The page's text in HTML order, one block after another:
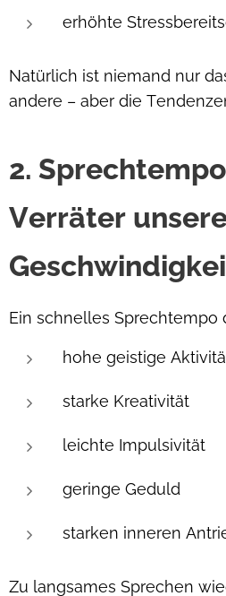
erhöhte
Natürlich ist niemand nur
andere – aber die
2.
Verräter
Ein schnelles Sprechtempo
hohe geistige
starke Kreativität
leichte Impulsivität
geringe Geduld
starken inneren
Zu langsames Sprechen